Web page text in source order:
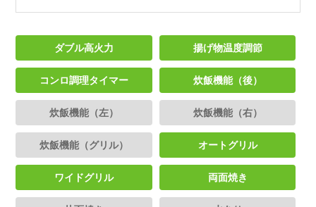
ダブル高火力 揚げ物温度調節
コンロ調理タイマー 炊飯機能（後）
炊飯機能（左） 炊飯機能（右）
炊飯機能（グリル） オートグリル
ワイドグリル 両面焼き